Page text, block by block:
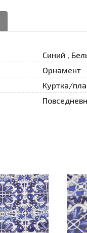
Синий ,
Орнамент
Куртка/